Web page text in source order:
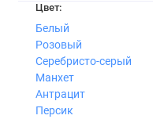
Цвет:
Белый
Розовый
Серебристо-серый
Манхет
Антрацит
Персик